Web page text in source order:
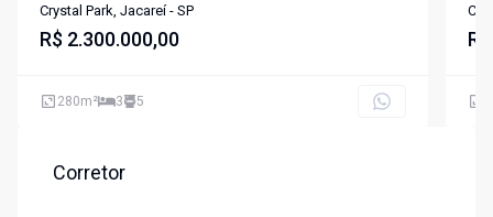
Crystal Park I - Porteira Fechada
Crystal Park, Jacareí - SP
R$ 2.300.000,00
280m² 3 5
Corretor